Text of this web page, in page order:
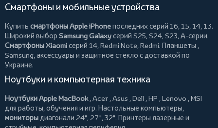
Смартфоны и мобильные устройства
Купить смартфоны Apple iPhoneпоследних серий 16, 15, 14, 13.
Широкий выбор Samsung Galaxyсерий S25, S24, S23, A-серии.
Смартфоны Xiaomiсерий 14, Redmi Note, Redmi. Планшеты ,
Samsung, аксессуары и защитное стекло с доставкой по
Украине.
Ноутбуки и компьютерная техника
Ноутбуки Apple MacBook,Acer ,Asus ,Dell ,HP ,Lenovo ,MSI
для работы, обучения и игр. Настольные компьютеры,
мониторыдиагонали 24", 27", 32". Принтеры лазерные и